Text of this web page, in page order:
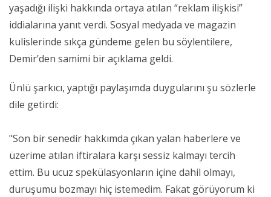
yaşadığı ilişki hakkında ortaya atılan “reklam ilişkisi”
iddialarına yanıt verdi. Sosyal medyada ve magazin
kulislerinde sıkça gündeme gelen bu söylentilere,
Demir’den samimi bir açıklama geldi.
Ünlü şarkıcı, yaptığı paylaşımda duygularını şu sözlerle
dile getirdi:
"Son bir senedir hakkımda çıkan yalan haberlere ve
üzerime atılan iftiralara karşı sessiz kalmayı tercih
ettim. Bu ucuz spekülasyonların içine dahil olmayı,
duruşumu bozmayı hiç istemedim. Fakat görüyorum ki